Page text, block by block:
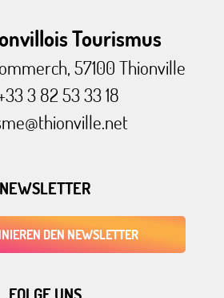
Tourismus
57100 Thionville
3 82 53 33 18
NEWSLETTER
DEN NEWSLETTER
FOLGE UNS